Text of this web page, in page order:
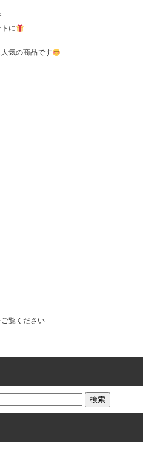
に
気の商品です
覧ください